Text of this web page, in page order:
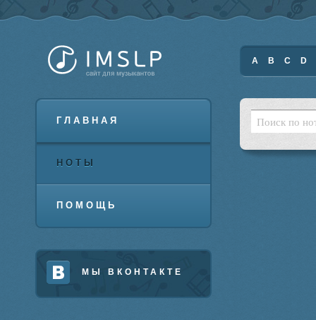
ГЛАВНАЯ
НОТЫ
ПОМОЩЬ
МЫ ВКОНТАКТЕ
A B C D